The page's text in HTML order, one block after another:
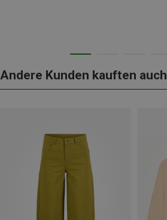
Andere Kunden kauften auch